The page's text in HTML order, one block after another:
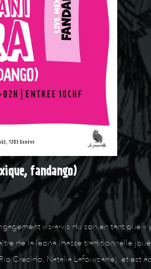
fandango)
vis-à-vis du son,en tant que «
de la leona (basse traditionnelle
Crecido, Natalia Lafourcade), et est